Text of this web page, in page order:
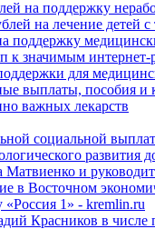
на поддержку
на лечение детей
поддержку
к значимым интернет-
для
выплаты, пособия и
важных лекарств
социальной
развития
Матвиенко и
в Восточном
«Россия 1» - kremlin.ru
Красников в